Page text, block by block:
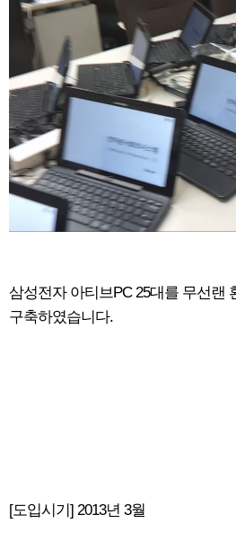
설치사례
회사소개
삼성전자 아티브PC 25대를 무선랜
구축하였습니다.
[도입시기] 2013년 3월